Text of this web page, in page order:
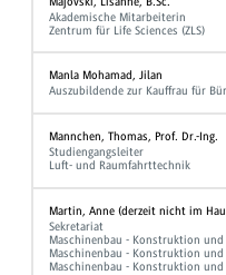
Akademische Mitarbeiterin
Zentrum für Life Sciences (ZLS)
Manla Mohamad, Jilan
Auszubildende zur Kauffrau für
Mannchen, Thomas, Prof. Dr.-Ing.
Studiengangsleiter
Luft- und Raumfahrttechnik
Martin, Anne (derzeit nicht im
Sekretariat
Maschinenbau - Konstruktion
Maschinenbau - Konstruktion
Maschinenbau - Konstruktion